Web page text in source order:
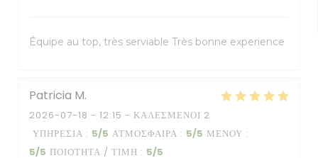
Équipe au top, très serviable Très bonne experience
Patricia M
2026-07-18 - 12:15 - ΚΑΛΕΣΜΈΝΟΙ 2
ΥΠΗΡΕΣΊΑ : 5/5 ΑΤΜΌΣΦΑΙΡΑ : 5/5 ΜΕΝΟΎ :
5/5 ΠΟΙΌΤΗΤΑ / ΤΙΜΉ : 5/5